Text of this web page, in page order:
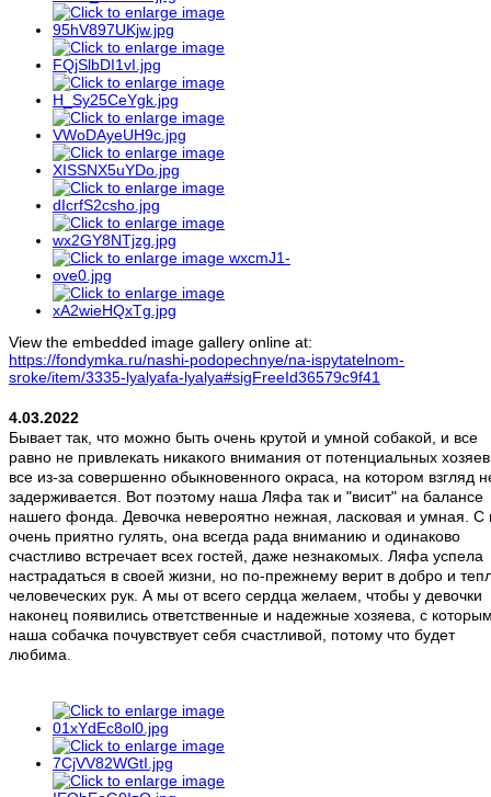
View the embedded image gallery online at:
https://fondymka.ru/nashi-podopechnye/na-ispytatelnom-
sroke/item/3335-lyalyafa-lyalya#sigFreeId36579c9f41
4.03.2022
Бывает так, что можно быть очень крутой и умной собакой, и все
равно не привлекать никакого внимания от потенциальных
все из-за совершенно обыкновенного окраса, на котором взгляд
задерживается. Вот поэтому наша Ляфа так и "висит" на балансе
нашего фонда. Девочка невероятно нежная, ласковая и умная. С
очень приятно гулять, она всегда рада вниманию и одинаково
счастливо встречает всех гостей, даже незнакомых. Ляфа успела
настрадаться в своей жизни, но по-прежнему верит в добро и
человеческих рук. А мы от всего сердца желаем, чтобы у девочки
наконец появились ответственные и надежные хозяева, с
наша собачка почувствует себя счастливой, потому что будет
любима.